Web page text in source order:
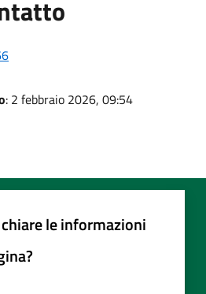
: 2 febbraio 2026, 09:54
le informazioni